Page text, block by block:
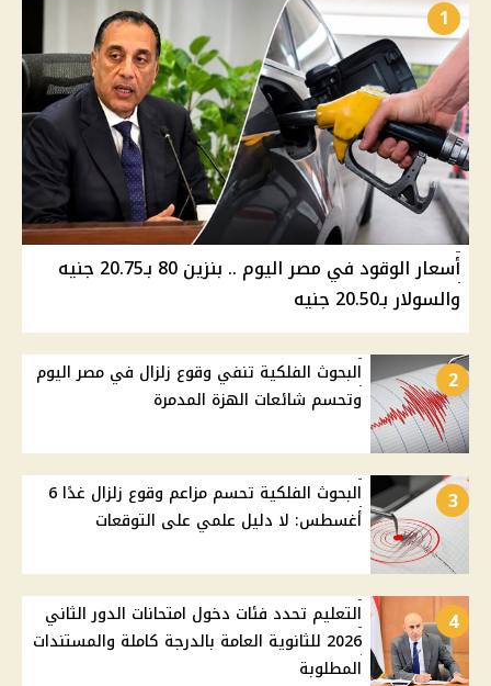
1
أسعار الوقود في مصر اليوم .. بنزين 80 بـ20.75 جنيه
والسولار بـ20.50 جنيه
2
البحوث الفلكية تنفي وقوع زلزال في مصر اليوم
وتحسم شائعات الهزة المدمرة
3
البحوث الفلكية تحسم مزاعم وقوع زلزال غدًا 6
أغسطس: لا دليل علمي على التوقعات
4
التعليم تحدد فئات دخول امتحانات الدور الثاني
2026 للثانوية العامة بالدرجة كاملة والمستندات
المطلوبة